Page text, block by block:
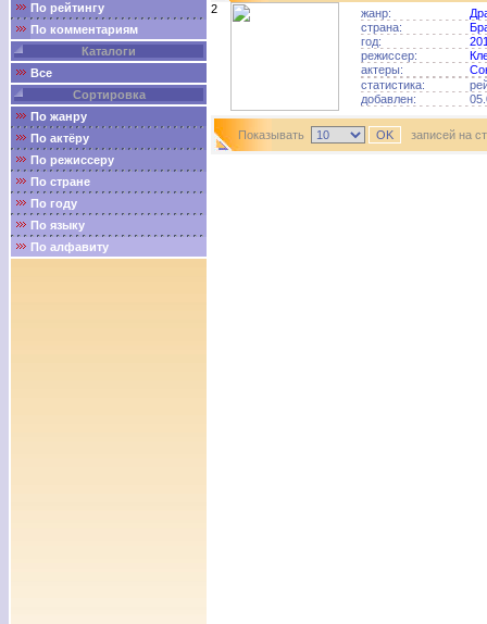
По рейтингу
По комментариям
Каталоги
Все
Сортировка
По жанру
По актёру
По режиссеру
По стране
По году
По языку
По алфавиту
2
жанр:
страна:
год:
режиссер:
актеры:
статистика:
добавлен:
Показывать записей на